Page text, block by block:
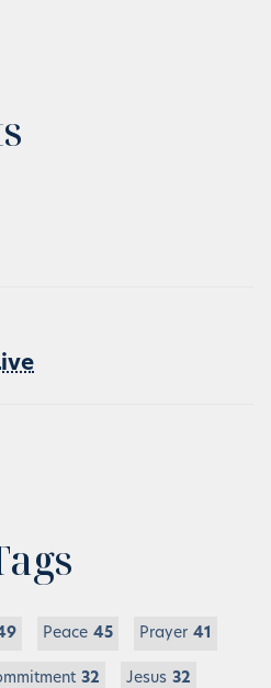
Peace 45 Prayer 41
32 Jesus 32